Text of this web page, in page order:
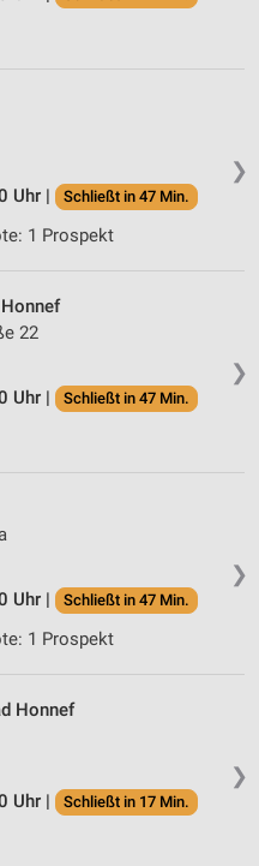
❯
Uhr |
Schließt in 47 Min.
1 Prospekt
❯
22
Uhr |
Schließt in 47 Min.
❯
Uhr |
Schließt in 47 Min.
1 Prospekt
❯
Honnef
Uhr |
Schließt in 17 Min.